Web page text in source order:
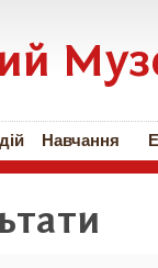
Навчання